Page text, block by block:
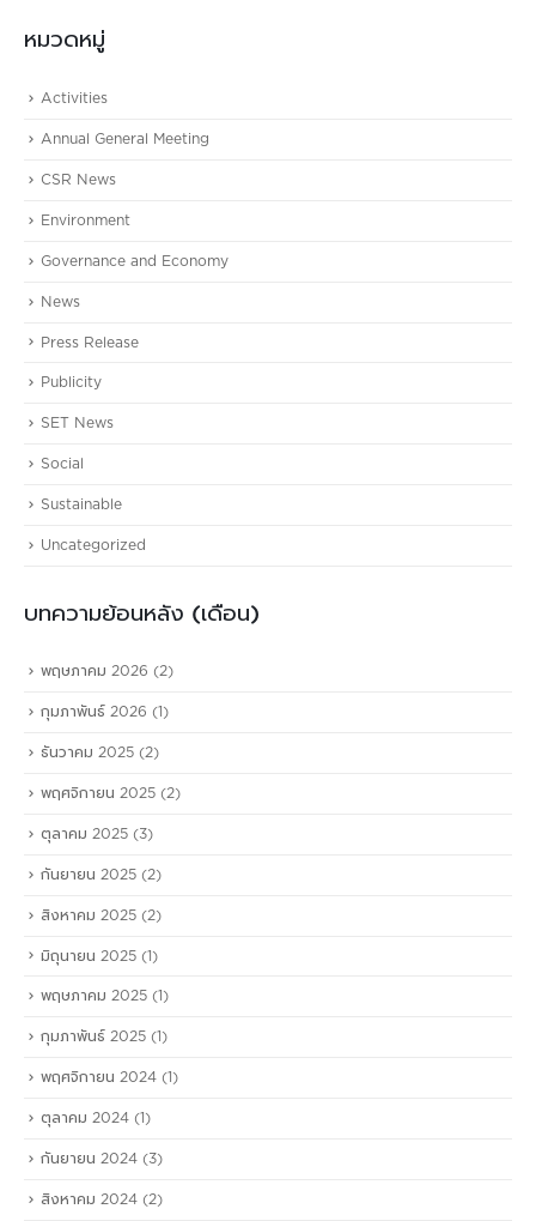
หมวดหมู่
Activities
Annual General Meeting
CSR News
Environment
Governance and Economy
News
Press Release
Publicity
SET News
Social
Sustainable
Uncategorized
บทความย้อนหลัง (เดือน)
พฤษภาคม 2026 (2)
กุมภาพันธ์ 2026 (1)
ธันวาคม 2025 (2)
พฤศจิกายน 2025 (2)
ตุลาคม 2025 (3)
กันยายน 2025 (2)
สิงหาคม 2025 (2)
มิถุนายน 2025 (1)
พฤษภาคม 2025 (1)
กุมภาพันธ์ 2025 (1)
พฤศจิกายน 2024 (1)
ตุลาคม 2024 (1)
กันยายน 2024 (3)
สิงหาคม 2024 (2)